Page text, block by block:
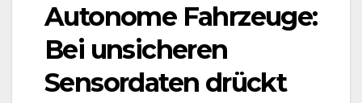
Autonome Fahrzeuge:
Bei unsicheren
Sensordaten drückt